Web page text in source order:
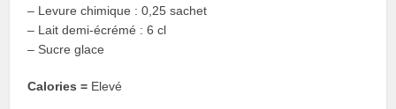
– Levure chimique : 0,25 sachet
– Lait demi-écrémé : 6 cl
– Sucre glace
Calories = Elevé